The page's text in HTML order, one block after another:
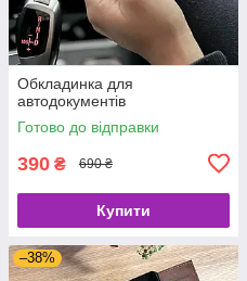
Обкладинка для
автодокументів
Готово до відправки
390 ₴ 690 ₴
Купити
–38%